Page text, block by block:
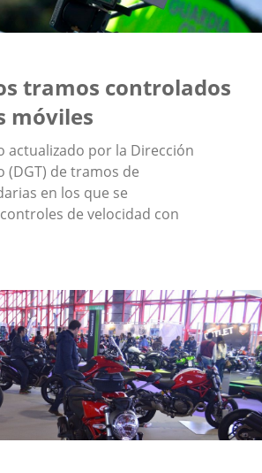
tramos controlados
móviles
actualizado por la Dirección
(DGT) de tramos de
en los que se
de velocidad con